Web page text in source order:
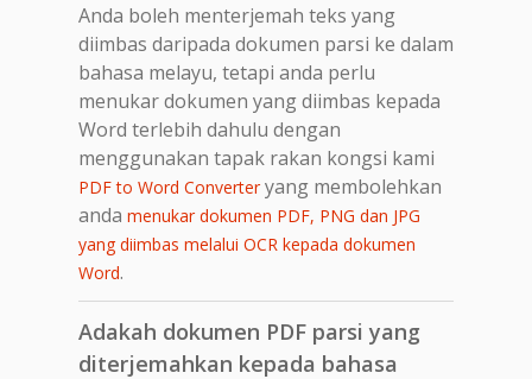
Anda boleh menterjemah teks yang
diimbas daripada dokumen parsi ke dalam
bahasa melayu, tetapi anda perlu
menukar dokumen yang diimbas kepada
Word terlebih dahulu dengan
menggunakan tapak rakan kongsi kami
PDF to Word Converteryang membolehkan
anda menukar dokumen PDF, PNG dan JPG
yang diimbas melalui OCR kepada dokumen
Word.
Adakah dokumen PDF parsi yang
diterjemahkan kepada bahasa